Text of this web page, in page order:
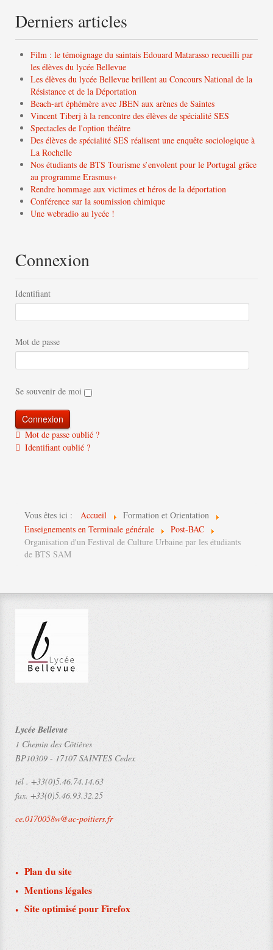
Derniers articles
Film : le témoignage du saintais Edouard Matarasso recueilli par
les élèves du lycée Bellevue
Les élèves du lycée Bellevue brillent au Concours National de la
Résistance et de la Déportation
Beach-art éphémère avec JBEN aux arènes de Saintes
Vincent Tiberj à la rencontre des élèves de spécialité SES
Spectacles de l'option théâtre
Des élèves de spécialité SES réalisent une enquête sociologique à
La Rochelle
Nos étudiants de BTS Tourisme s’envolent pour le Portugal grâce
au programme Erasmus+
Rendre hommage aux victimes et héros de la déportation
Conférence sur la soumission chimique
Une webradio au lycée !
Connexion
Identifiant
Mot de passe
Se souvenir de moi
Mot de passe oublié ?
Identifiant oublié ?
Vous êtes ici : Accueil
Formation et Orientation
Enseignements en Terminale générale
Post-BAC
Organisation d'un Festival de Culture Urbaine par les étudiants
de BTS SAM
Lycée Bellevue
1 Chemin des Côtières
BP10309 - 17107 SAINTES Cedex
tél . +33(0)5.46.74.14.63
fax. +33(0)5.46.93.32.25
ce.0170058w@ac-poitiers.fr
Plan du site
Mentions légales
Site optimisé pour Firefox